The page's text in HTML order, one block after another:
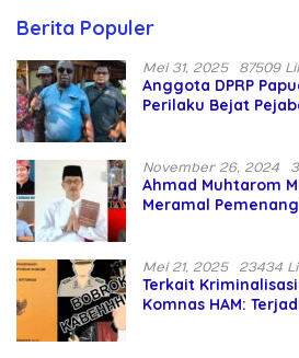
Berita Populer
Mei 31, 2025 87509
Anggota DPRP
Perilaku Bejat
November 26, 2024
Ahmad Muhtarom
Meramal
Mei 21, 2025 23434
Terkait
Komnas HAM: